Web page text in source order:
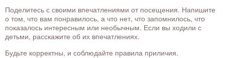
Поделитесь с своими впечатлениями от посещения. Напишите
о том, что вам понравилось, а что нет, что запомнилось, что
показалось интересным или необычным. Если вы ходили с
детьми, расскажите об их впечатлениях.
Будьте корректны, и соблюдайте правила приличия.